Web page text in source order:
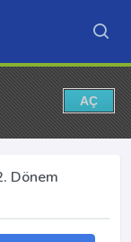
AÇ
Dönem